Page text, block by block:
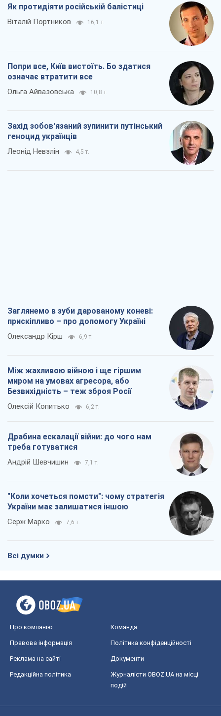
Як протидіяти російській балістиці
Віталій Портников 16,1 т.
Попри все, Київ вистоїть. Бо здатися
означає втратити все
Ольга Айвазовська 10,8 т.
Захід зобов'язаний зупинити путінський
геноцид українців
Леонід Невзлін 4,5 т.
Заглянемо в зуби дарованому коневі:
прискіпливо – про допомогу Україні
Олександр Кірш 6,9 т.
Між жахливою війною і ще гіршим
миром на умовах агресора, або
Безвихідність – теж зброя Росії
Олексій Копитько 6,2 т.
Драбина ескалації війни: до чого нам
треба готуватися
Андрій Шевчишин 7,1 т.
"Коли хочеться помсти": чому стратегія
України має залишатися іншою
Серж Марко 7,6 т.
Всі думки
Про компанію Команда
Правова інформація Політика конфіденційності
Реклама на сайті Документи
Редакційна політика
Журналісти OBOZ.UA на місці
подій